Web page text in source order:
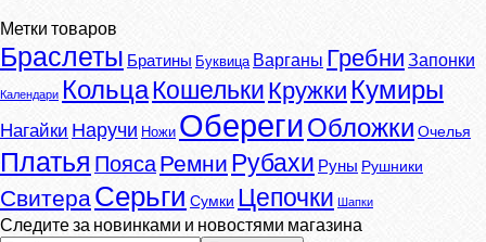
Метки товаров
Браслеты Братины Буквица Варганы Гребни Запонки
Календари КольцаКошелькиКружки Кумиры
Нагайки Наручи Ножи ОберегиОбложки Очелья
Платья ПоясаРемни Рубахи Руны Рушники
СвитераСерьги Сумки Цепочки Шапки
Следите за новинками и новостями магазина